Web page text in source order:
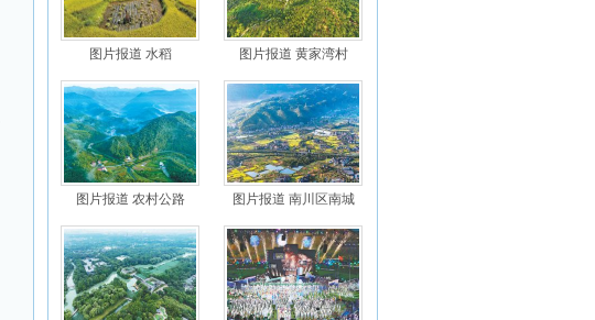
图片报道 水稻 图片报道 黄家湾村
图片报道 农村公路 图片报道 南川区南城